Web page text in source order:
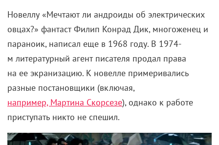
Новеллу «Мечтают ли андроиды об электрических
овцах?» фантаст Филип Конрад Дик, многоженец и
параноик, написал еще в 1968 году. В 1974-
м литературный агент писателя продал права
на ее экранизацию. К новелле примеривались
разные постановщики (включая,
например, Мартина Скорсезе), однако к работе
приступать никто не спешил.